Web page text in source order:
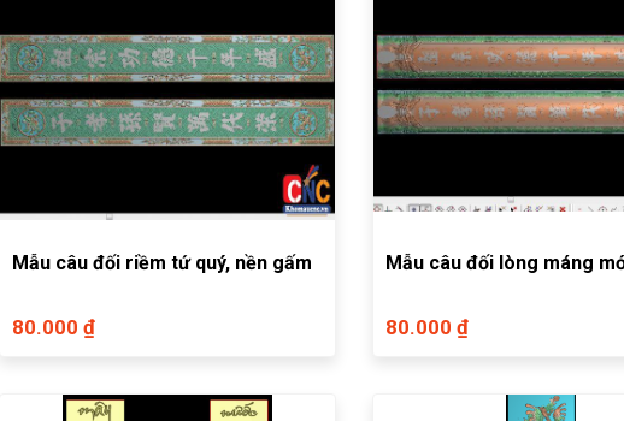
Mẫu câu đối riềm tứ quý, nền gấm
80.000 ₫
Mẫu câu đối lòng máng
80.000 ₫